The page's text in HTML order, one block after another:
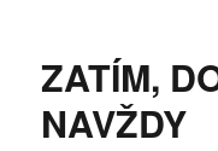
ZATÍM,
NAVŽDY